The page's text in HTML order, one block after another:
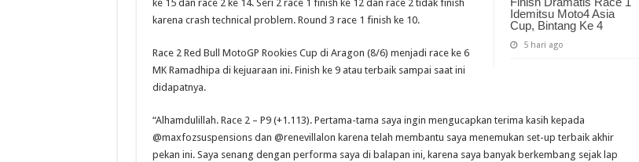
Idemitsu Moto4 Asia
Cup, Bintang Ke 4
5 hari ago
ke 15 dan race 2 ke 14. Seri 2 race 1 finish ke 12 dan race 2 tidak finish
karena crash technical problem. Round 3 race 1 finish ke 10.
Race 2 Red Bull MotoGP Rookies Cup di Aragon (8/6) menjadi race ke 6
MK Ramadhipa di kejuaraan ini. Finish ke 9 atau terbaik sampai saat ini
didapatnya.
“Alhamdulillah. Race 2 – P9 (+1.113). Pertama-tama saya ingin mengucapkan terima kasih kepada
@maxfozsuspensions dan @renevillalon karena telah membantu saya menemukan set-up terbaik akhir
pekan ini. Saya senang dengan performa saya di balapan ini, karena saya banyak berkembang sejak lap